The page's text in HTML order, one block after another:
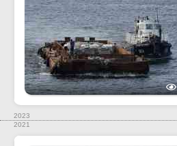
2023
2021